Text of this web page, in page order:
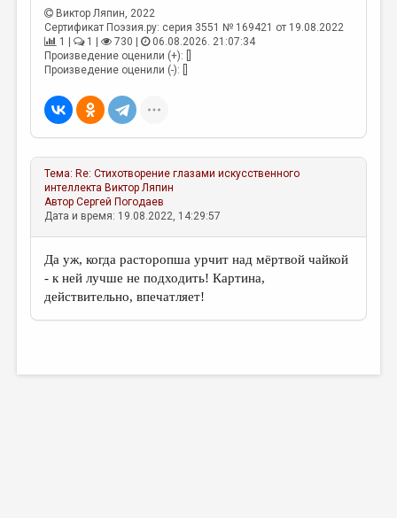
ВКОНТАКТЕВиктор Ляпин, 2022
Сертификат Поэзия.ру: серия 3551 № 169421 от 19.08.2022
1 |
1 | 730 |
06.08.2026. 21:07:34
Произведение оценили (+): []
Произведение оценили (-): []
Тема:Re: Стихотворение глазами искусственного
интеллекта Виктор Ляпин
АвторСергей Погодаев
Дата и время: 19.08.2022, 14:29:57
Да уж, когда расторопша урчит над мёртвой чайкой
- к ней лучше не подходить! Картина,
действительно, впечатляет!